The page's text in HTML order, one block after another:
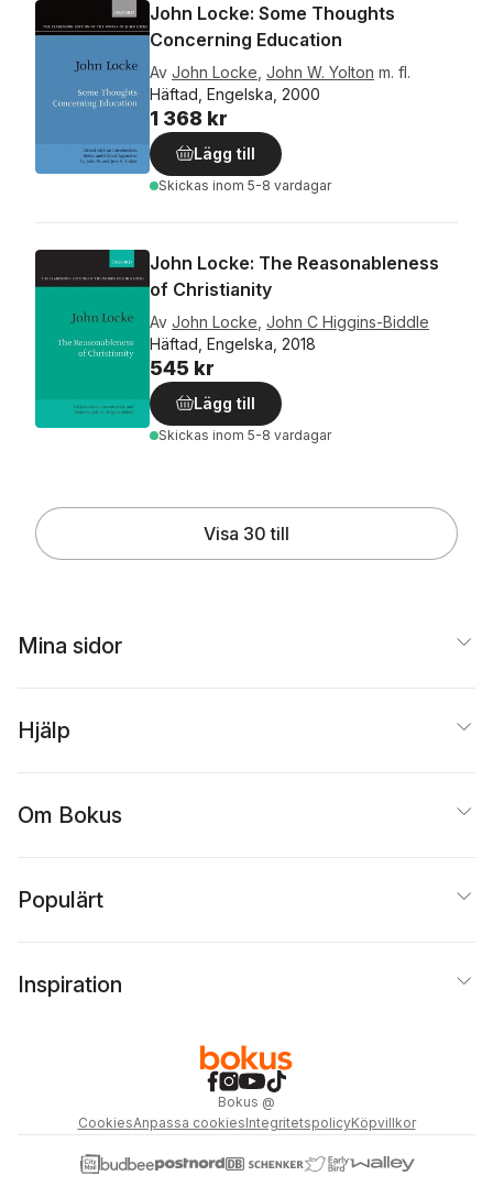
John Locke: Some Thoughts
Concerning Education
Av John Locke John W. Yolton m. fl.
Häftad, Engelska, 2000
1 368 kr
Lägg till
Skickas inom 5-8 vardagar
John Locke: The Reasonableness
of Christianity
Av John Locke John C Higgins-Biddle
Häftad, Engelska, 2018
545 kr
Lägg till
Skickas inom 5-8 vardagar
Visa 30 till
Mina sidor
Hjälp
Om Bokus
Populärt
Inspiration
Bokus @
CookiesAnpassa cookiesIntegritetspolicyKöpvillkor